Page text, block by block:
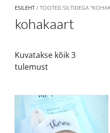
ESILEHT / TOOTED SILTIDEGA
kohakaart
Kuvatakse kõik 3
tulemust